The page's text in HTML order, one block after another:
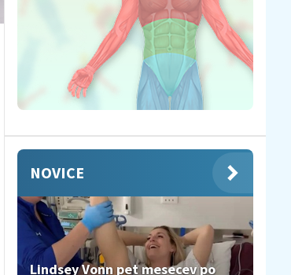
NOVICE
Lindsey Vonn pet mesecev po